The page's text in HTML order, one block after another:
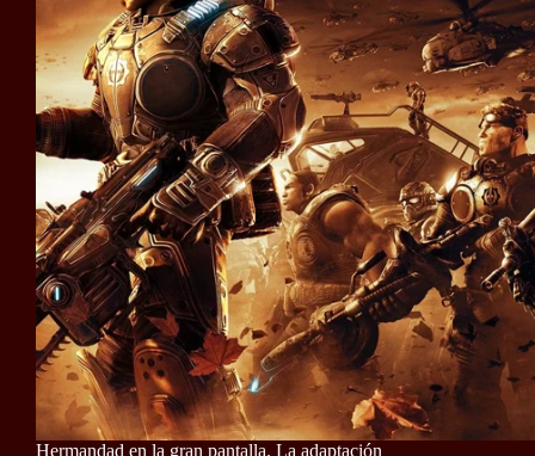
Hermandad en la gran pantalla. La adaptación